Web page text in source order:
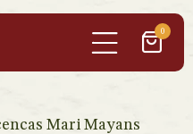
0
Mari Mayans